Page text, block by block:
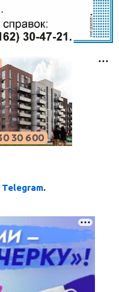
Telegram.